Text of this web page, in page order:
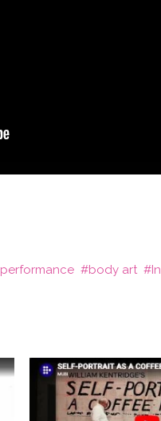
performance body art